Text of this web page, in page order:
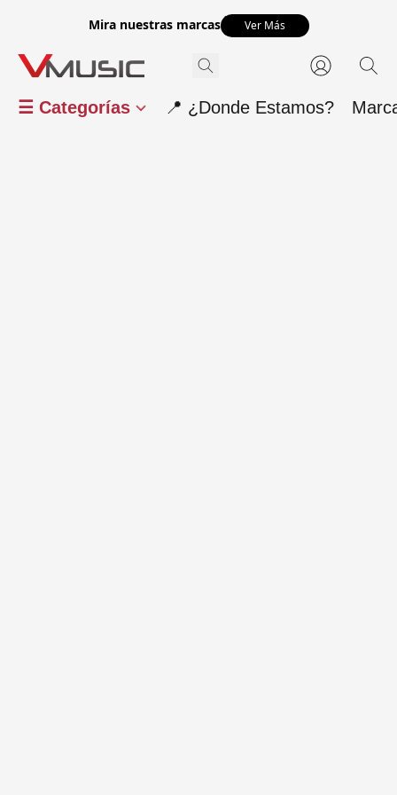
Mira nuestras marcas Ver Más
☰ Categorías 📍 ¿Donde Estamos?